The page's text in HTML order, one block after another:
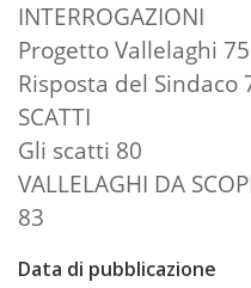
INTERROGAZIONI
Progetto Vallelaghi 75
Risposta del Sindaco
SCATTI
Gli scatti 80
VALLELAGHI DA
83
Data di pubblicazione